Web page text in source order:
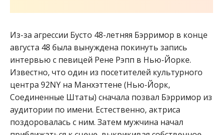
Из-за агрессии Бусто 48-летняя Бэрримор в конце
августа 48 была вынуждена покинуть запись
интервью с певицей Рене Рэпп в Нью-Йорке.
Известно, что один из посетителей культурного
центра 92NY на Манхэттене (Нью-Йорк,
Соединенные Штаты) сначала позвал Бэрримор из
аудитории по имени. Естественно, актриса
поздоровалась с ним. Затем мужчина начал